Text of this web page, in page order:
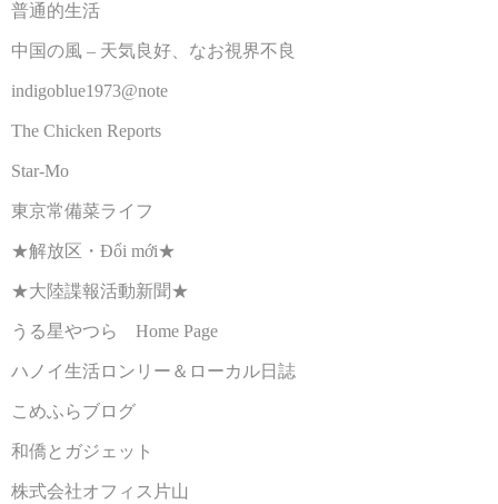
普通的生活
中国の風 – 天気良好、なお視界不良
indigoblue1973@note
The Chicken Reports
Star-Mo
東京常備菜ライフ
★解放区・Đổi mới★
★大陸諜報活動新聞★
うる星やつら Home Page
ハノイ生活ロンリー＆ローカル日誌
こめふらブログ
和僑とガジェット
株式会社オフィス片山